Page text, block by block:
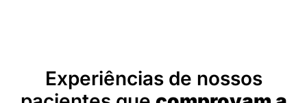
Experiências de nossos